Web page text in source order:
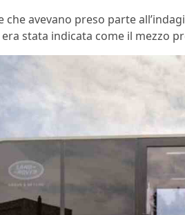
che avevano preso parte
era stata indicata come il mezzo